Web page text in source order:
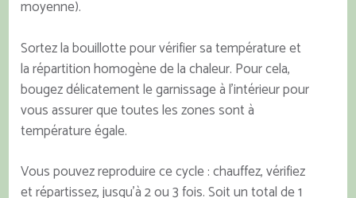
moyenne).
Sortez la bouillotte pour vérifier sa température et
la répartition homogène de la chaleur. Pour cela,
bougez délicatement le garnissage à l’intérieur pour
vous assurer que toutes les zones sont à
température égale.
Vous pouvez reproduire ce cycle : chauffez, vérifiez
et répartissez, jusqu’à 2 ou 3 fois. Soit un total de 1